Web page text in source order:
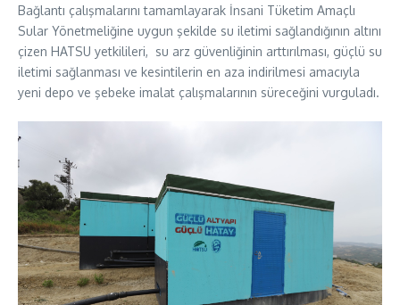
Bağlantı çalışmalarını tamamlayarak İnsani Tüketim Amaçlı
Sular Yönetmeliğine uygun şekilde su iletimi sağlandığının altını
çizen HATSU yetkilileri, su arz güvenliğinin arttırılması, güçlü su
iletimi sağlanması ve kesintilerin en aza indirilmesi amacıyla
yeni depo ve şebeke imalat çalışmalarının süreceğini vurguladı.